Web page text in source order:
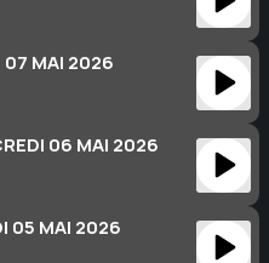
MAI 2026
06 MAI 2026
05 MAI 2026